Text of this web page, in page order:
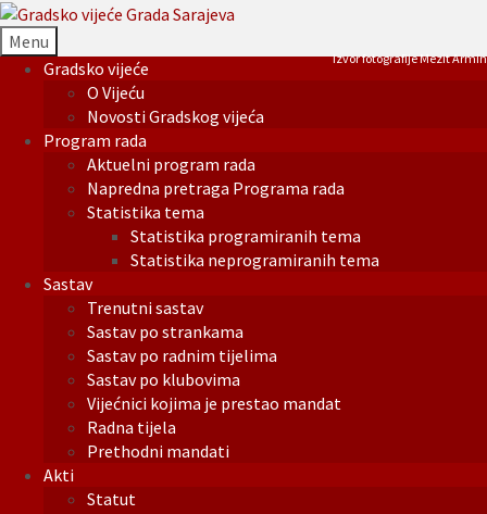
Menu
Gradsko vijeće
O Vijeću
Novosti Gradskog vijeća
Program rada
Aktuelni program rada
Napredna pretraga Programa rada
Statistika tema
Statistika programiranih tema
Statistika neprogramiranih tema
Sastav
Trenutni sastav
Sastav po strankama
Sastav po radnim tijelima
Sastav po klubovima
Vijećnici kojima je prestao mandat
Radna tijela
Prethodni mandati
Akti
Statut
Izvor fotografije Mezit Armin